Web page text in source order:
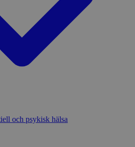
och psykisk hälsa